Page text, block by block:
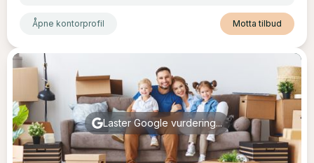
Åpne kontorprofil Motta tilbud
Laster Google vurdering...